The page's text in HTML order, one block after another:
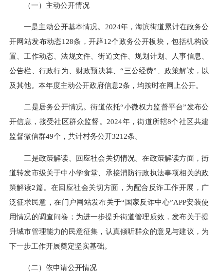
（一）主动公开情况
一是主动公开基本情况。2024年，海滨街道累计在政务公
开网站发布动态128条，开辟12个政务公开板块，包括机构设
置、工作动态、法规文件、街道文件、规划计划、人事信息、
公告栏、行政行为、财政预决算、“三公经费”、政策解读，以
及其他。本年度主动公开政府信息2条，均按时在网上公开。
二是居务公开情况。街道依托“小微权力监督平台”发布公
开信息，接受社区群众监督。2024年，街道所辖8个社区共建
监督微信群49个，共计村务公开3212条。
三是政策解读、回应社会关切情况。在政策解读方面，街
道转发市级关于中小学食堂、承接消防行政执法事项相关的政
策解读2篇。在回应社会关切方面，为配合反诈工作开展，广
泛征求民意，在门户网站发布关于“国家反诈中心”APP安装使
用情况的调查问卷；为进一步提升街道管理质效，发布关于提
升城市管理能力的民意征集，认真倾听群众的意见与建议，为
下一步工作开展奠定坚实基础。
（二）依申请公开情况